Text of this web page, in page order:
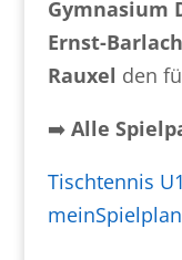
Gymnasium
Ernst-
Rauxel den
➡️ Alle
Tischtennis